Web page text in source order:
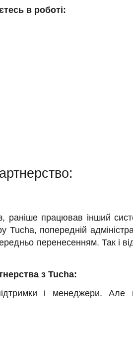
в роботі:
працював інший
попередній
перенесенням. Так і
з Tucha:
і менеджери.